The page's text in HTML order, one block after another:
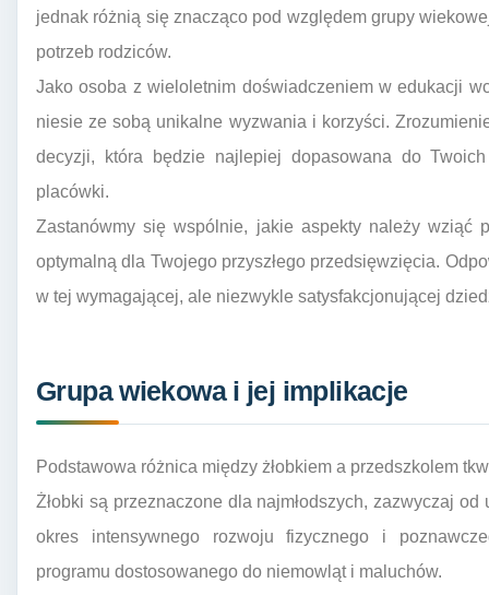
jednak różnią się znacząco pod względem grupy
potrzeb rodziców.
Jako osoba z wieloletnim doświadczeniem w edukacji
niesie ze sobą unikalne wyzwania i korzyści.
decyzji, która będzie najlepiej dopasowana do
placówki.
Zastanówmy się wspólnie, jakie aspekty należy wziąć
optymalną dla Twojego przyszłego przedsięwzięcia.
w tej wymagającej, ale niezwykle satysfakcjonującej
Grupa wiekowa i jej implikacje
Podstawowa różnica między żłobkiem a przedszkolem
Żłobki są przeznaczone dla najmłodszych, zazwyczaj
okres intensywnego rozwoju fizycznego i
programu dostosowanego do niemowląt i maluchów.